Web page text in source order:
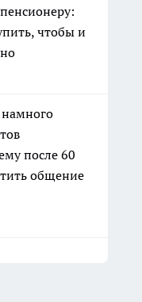
чтобы и
после 60
общение